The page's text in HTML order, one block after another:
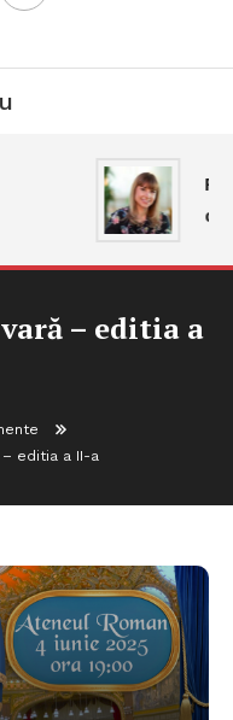
– editia a
editia a II-a